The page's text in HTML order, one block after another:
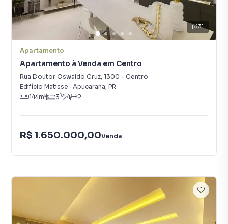
31
Apartamento
Apartamento à Venda em Centro
Rua Doutor Oswaldo Cruz, 1300 - Centro
Edifício Matisse · Apucarana, PR
144m² 3 4 2
R$ 1.650.000,00Venda